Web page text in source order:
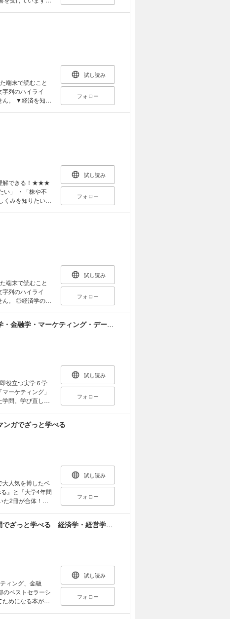
理した一冊で
動、為替、投
。 長期金
株式市場や債券
が変わるのか」
です。 ■“知
しているのは、
難しいものと感
4章 中央銀行は
利知識 第6章 借
端末で読むこと
列のハイライ
知ら
「でも、経済な
『知ら
教授の井堀利宏
く、そしてリア
めに金利を上げ
税を下げる？」
やかに浮かび上
物語の一部となっ
けたい社会人
、世の中の見方
試し読み
フォロー
解できる！★★★
い」 ・「株や不
くみを知りたい」
氏が、 経済学の
フレやＤＩ、企
などの経済知識
わかりやすい図
やグラフに気後
会を見る解像度
をコントロール
がるとなぜ資産
倒産したら預けて
ドは？ ・最低
時限
ＥＵ離脱の対価
周辺国に経済効果
・私たちは財政
教授。 専門は財
卒業、ジョン
。 東京都立大学
学部助教授、同
大学名誉教授。
り現職 （本デー
す）
試し読み
フォロー
端末で読むこと
列のハイライ
の知
ちは生きている限
受け流してしま
なる証拠でもあ
の「貿易」
世界で起こって
できます。ビジ
に変わるでしょ
ど、経済学に関
誉教授監修の分か
済学の基本的な知
試し読み
フォロー
【合本版】大学4年間の経済学・経営学・統計学・金融学・マーケティング・データサイエンスが10時間でざっと学べる
役立つ実学６学
ーケティング」
学問。学び直しは
でざっと学べ
でざっと学べ
でざっと学べ
10時間でざっ
ンスが10時間
版です。 ※本商
あらかじめご了
試し読み
フォロー
ンガでざっと学べる
人気を博したベ
』と『大学4年間
た2冊が合体！
経営学がマンガ
本版です。 ※本
。あらかじめご
試し読み
フォロー
【６冊合本版】[図解]大学4年間の学問が10時間でざっと学べる 経済学・経営学・統計学・マーケティング・金融学・データサイエンス
ィング、金融
のベストセラーシ
めになる本がか
試し読み
フォロー